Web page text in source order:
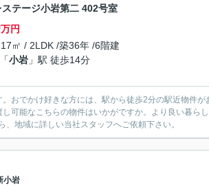
ステージ小岩第二 402号室
万円
㎡ / 2LDK /築36年 /6階建
「小岩 」駅 徒歩14分
おでかけ好きな方には、駅から徒歩2分の駅近物件
可能なこちらの物件はいかがですか。より良い暮ら
地域に詳しい当社スタッフへご依頼下さい。
小岩